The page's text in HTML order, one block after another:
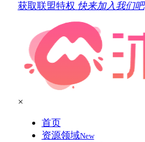
获取联盟特权 快来加入我们吧
×
首页
资源领域New